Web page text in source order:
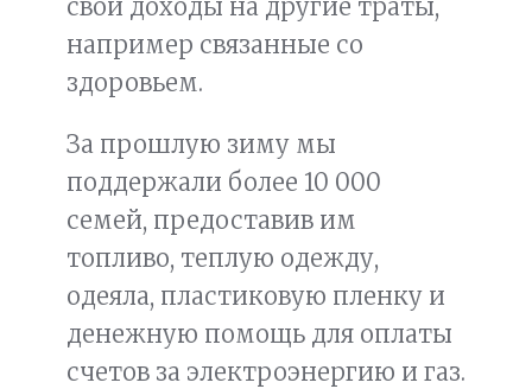
свои доходы на другие траты,
например связанные со
здоровьем.
За прошлую зиму мы
поддержали более 10 000
семей, предоставив им
топливо, теплую одежду,
одеяла, пластиковую пленку и
денежную помощь для оплаты
счетов за электроэнергию и газ.